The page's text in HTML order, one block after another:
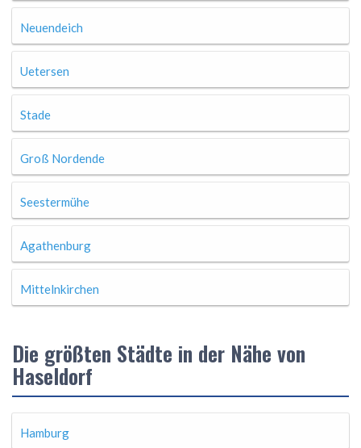
Neuendeich
Uetersen
Stade
Groß Nordende
Seestermühe
Agathenburg
Mittelnkirchen
Die größten Städte in der Nähe von
Haseldorf
Hamburg